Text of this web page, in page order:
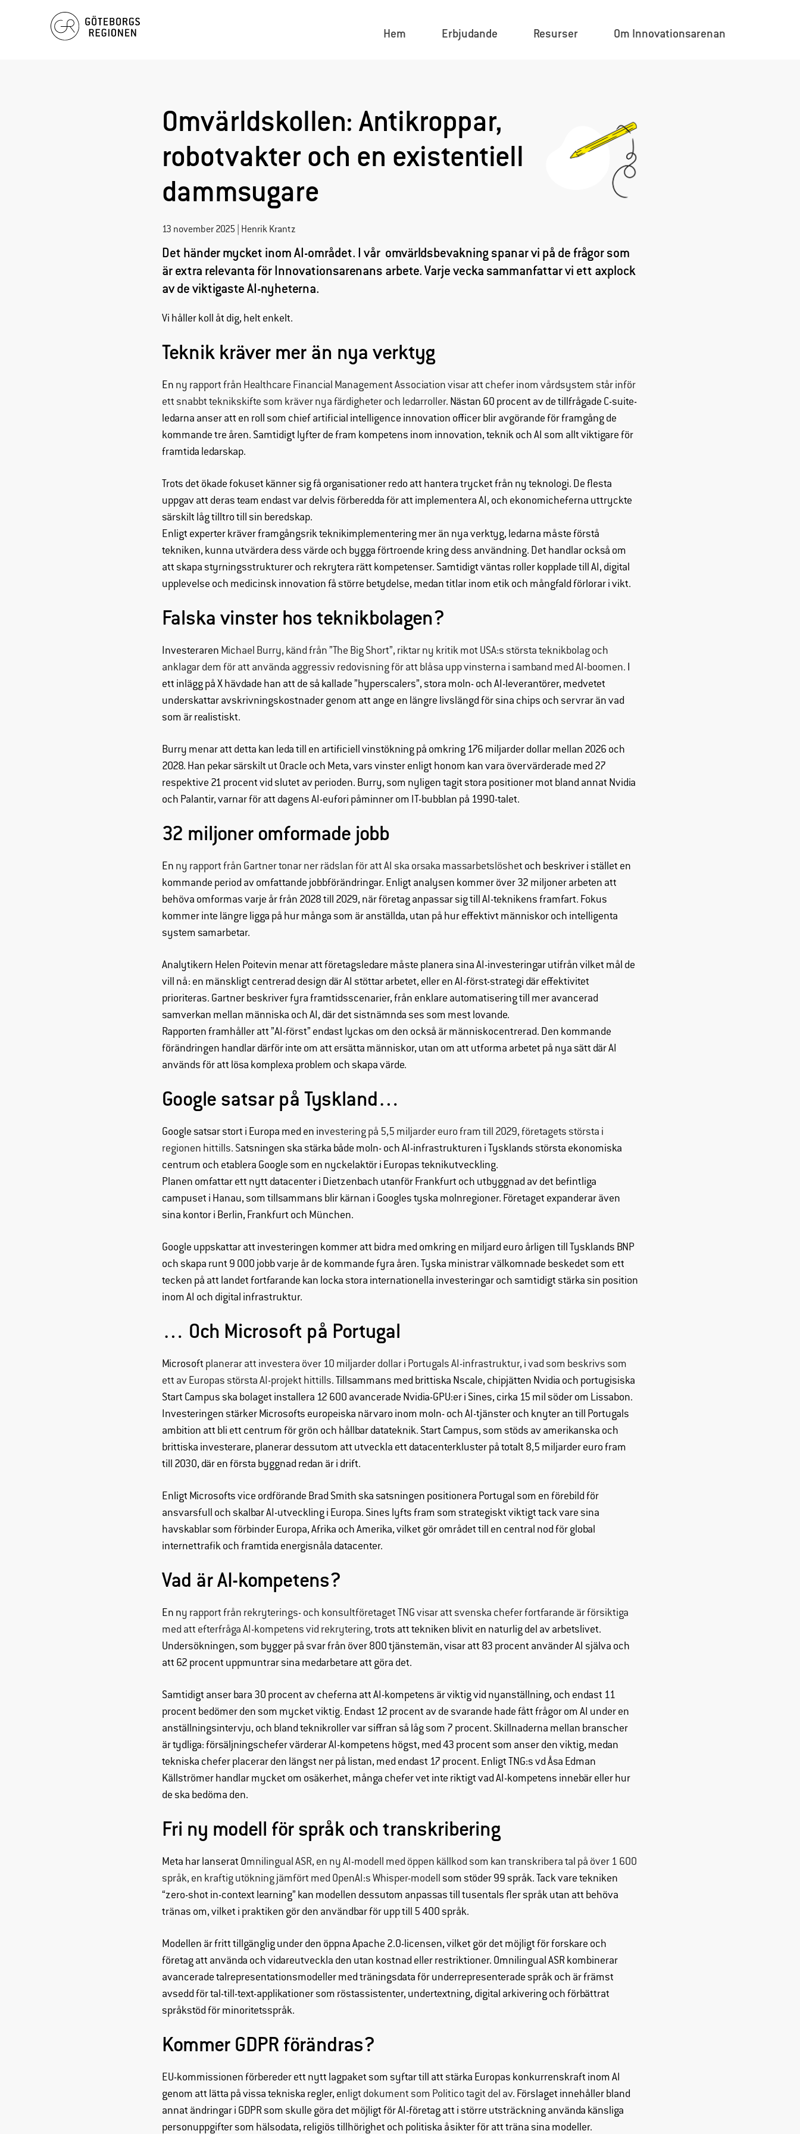
Hem Erbjudande Resurser Om Innovationsarenan
Omvärldskollen: Antikroppar,
robotvakter och en existentiell
dammsugare
13 november 2025 | Henrik Krantz
Det händer mycket inom AI-området. I vår omvärldsbevakning spanar vi på de frågor som
är extra relevanta för Innovationsarenans arbete. Varje vecka sammanfattar vi ett axplock
av de viktigaste AI-nyheterna.
Vi håller koll åt dig, helt enkelt.
Teknik kräver mer än nya verktyg
En ny rapport från Healthcare Financial Management Association visar att chefer inom vårdsystem står inför
ett snabbt teknikskifte som kräver nya färdigheter och ledarroller. Nästan 60 procent av de tillfrågade C-suite-
ledarna anser att en roll som chief artificial intelligence innovation officer blir avgörande för framgång de
kommande tre åren. Samtidigt lyfter de fram kompetens inom innovation, teknik och AI som allt viktigare för
framtida ledarskap.
Trots det ökade fokuset känner sig få organisationer redo att hantera trycket från ny teknologi. De flesta
uppgav att deras team endast var delvis förberedda för att implementera AI, och ekonomicheferna uttryckte
särskilt låg tilltro till sin beredskap.
Enligt experter kräver framgångsrik teknikimplementering mer än nya verktyg, ledarna måste förstå
tekniken, kunna utvärdera dess värde och bygga förtroende kring dess användning. Det handlar också om
att skapa styrningsstrukturer och rekrytera rätt kompetenser. Samtidigt väntas roller kopplade till AI, digital
upplevelse och medicinsk innovation få större betydelse, medan titlar inom etik och mångfald förlorar i vikt.
Falska vinster hos teknikbolagen?
Investeraren Michael Burry, känd från ”The Big Short”, riktar ny kritik mot USA:s största teknikbolag och
anklagar dem för att använda aggressiv redovisning för att blåsa upp vinsterna i samband med AI-boomen. I
ett inlägg på X hävdade han att de så kallade ”hyperscalers”, stora moln- och AI-leverantörer, medvetet
underskattar avskrivningskostnader genom att ange en längre livslängd för sina chips och servrar än vad
som är realistiskt.
Burry menar att detta kan leda till en artificiell vinstökning på omkring 176 miljarder dollar mellan 2026 och
2028. Han pekar särskilt ut Oracle och Meta, vars vinster enligt honom kan vara övervärderade med 27
respektive 21 procent vid slutet av perioden. Burry, som nyligen tagit stora positioner mot bland annat Nvidia
och Palantir, varnar för att dagens AI-eufori påminner om IT-bubblan på 1990-talet.
32 miljoner omformade jobb
En ny rapport från Gartner tonar ner rädslan för att AI ska orsaka massarbetslöshet och beskriver i stället en
kommande period av omfattande jobbförändringar. Enligt analysen kommer över 32 miljoner arbeten att
behöva omformas varje år från 2028 till 2029, när företag anpassar sig till AI-teknikens framfart. Fokus
kommer inte längre ligga på hur många som är anställda, utan på hur effektivt människor och intelligenta
system samarbetar.
Analytikern Helen Poitevin menar att företagsledare måste planera sina AI-investeringar utifrån vilket mål de
vill nå: en mänskligt centrerad design där AI stöttar arbetet, eller en AI-först-strategi där effektivitet
prioriteras. Gartner beskriver fyra framtidsscenarier, från enklare automatisering till mer avancerad
samverkan mellan människa och AI, där det sistnämnda ses som mest lovande.
Rapporten framhåller att ”AI-först” endast lyckas om den också är människocentrerad. Den kommande
förändringen handlar därför inte om att ersätta människor, utan om att utforma arbetet på nya sätt där AI
används för att lösa komplexa problem och skapa värde.
Google satsar på Tyskland…
Google satsar stort i Europa med en investering på 5,5 miljarder euro fram till 2029, företagets största i
regionen hittills. Satsningen ska stärka både moln- och AI-infrastrukturen i Tysklands största ekonomiska
centrum och etablera Google som en nyckelaktör i Europas teknikutveckling.
Planen omfattar ett nytt datacenter i Dietzenbach utanför Frankfurt och utbyggnad av det befintliga
campuset i Hanau, som tillsammans blir kärnan i Googles tyska molnregioner. Företaget expanderar även
sina kontor i Berlin, Frankfurt och München.
Google uppskattar att investeringen kommer att bidra med omkring en miljard euro årligen till Tysklands BNP
och skapa runt 9 000 jobb varje år de kommande fyra åren. Tyska ministrar välkomnade beskedet som ett
tecken på att landet fortfarande kan locka stora internationella investeringar och samtidigt stärka sin position
inom AI och digital infrastruktur.
… Och Microsoft på Portugal
Microsoft planerar att investera över 10 miljarder dollar i Portugals AI-infrastruktur, i vad som beskrivs som
ett av Europas största AI-projekt hittills. Tillsammans med brittiska Nscale, chipjätten Nvidia och portugisiska
Start Campus ska bolaget installera 12 600 avancerade Nvidia-GPU:er i Sines, cirka 15 mil söder om Lissabon.
Investeringen stärker Microsofts europeiska närvaro inom moln- och AI-tjänster och knyter an till Portugals
ambition att bli ett centrum för grön och hållbar datateknik. Start Campus, som stöds av amerikanska och
brittiska investerare, planerar dessutom att utveckla ett datacenterkluster på totalt 8,5 miljarder euro fram
till 2030, där en första byggnad redan är i drift.
Enligt Microsofts vice ordförande Brad Smith ska satsningen positionera Portugal som en förebild för
ansvarsfull och skalbar AI-utveckling i Europa. Sines lyfts fram som strategiskt viktigt tack vare sina
havskablar som förbinder Europa, Afrika och Amerika, vilket gör området till en central nod för global
internettrafik och framtida energisnåla datacenter.
Vad är AI-kompetens?
En ny rapport från rekryterings- och konsultföretaget TNG visar att svenska chefer fortfarande är försiktiga
med att efterfråga AI-kompetens vid rekrytering, trots att tekniken blivit en naturlig del av arbetslivet.
Undersökningen, som bygger på svar från över 800 tjänstemän, visar att 83 procent använder AI själva och
att 62 procent uppmuntrar sina medarbetare att göra det.
Samtidigt anser bara 30 procent av cheferna att AI-kompetens är viktig vid nyanställning, och endast 11
procent bedömer den som mycket viktig. Endast 12 procent av de svarande hade fått frågor om AI under en
anställningsintervju, och bland teknikroller var siffran så låg som 7 procent. Skillnaderna mellan branscher
är tydliga: försäljningschefer värderar AI-kompetens högst, med 43 procent som anser den viktig, medan
tekniska chefer placerar den längst ner på listan, med endast 17 procent. Enligt TNG:s vd Åsa Edman
Källströmer handlar mycket om osäkerhet, många chefer vet inte riktigt vad AI-kompetens innebär eller hur
de ska bedöma den.
Fri ny modell för språk och transkribering
Meta har lanserat Omnilingual ASR, en ny AI-modell med öppen källkod som kan transkribera tal på över 1 600
språk, en kraftig utökning jämfört med OpenAI:s Whisper-modell som stöder 99 språk. Tack vare tekniken
“zero-shot in-context learning” kan modellen dessutom anpassas till tusentals fler språk utan att behöva
tränas om, vilket i praktiken gör den användbar för upp till 5 400 språk.
Modellen är fritt tillgänglig under den öppna Apache 2.0-licensen, vilket gör det möjligt för forskare och
företag att använda och vidareutveckla den utan kostnad eller restriktioner. Omnilingual ASR kombinerar
avancerade talrepresentationsmodeller med träningsdata för underrepresenterade språk och är främst
avsedd för tal-till-text-applikationer som röstassistenter, undertextning, digital arkivering och förbättrat
språkstöd för minoritetsspråk.
Kommer GDPR förändras?
EU-kommissionen förbereder ett nytt lagpaket som syftar till att stärka Europas konkurrenskraft inom AI
genom att lätta på vissa tekniska regler, enligt dokument som Politico tagit del av. Förslaget innehåller bland
annat ändringar i GDPR som skulle göra det möjligt för AI-företag att i större utsträckning använda känsliga
personuppgifter som hälsodata, religiös tillhörighet och politiska åsikter för att träna sina modeller.
inte att välja
bort. De
att
hemsidan
över huvud
fungera.
För att vi ska
kunna
förbättra
hemsidans
funktionalitet
baserat på
hur hemsidan
används.
prestera så
bra som
möjligt under
ditt besök.
Om du nekar
kommer viss
funktionalitet
att försvinna
hemsidan.
du surfar ökar du
chansen att få se
personligt
anpassat
innehåll och
erbjudanden.